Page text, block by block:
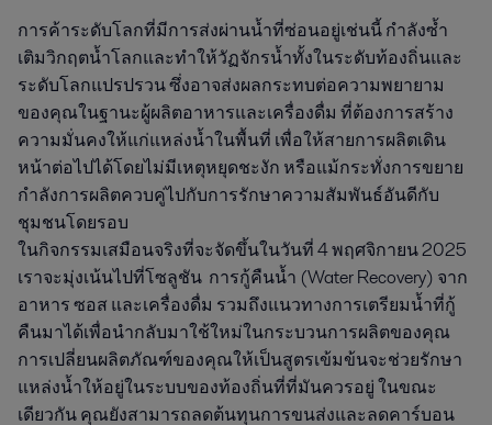
การค้าระดับโลกที่มีการส่งผ่านน้ำที่ซ่อนอยู่เช่นนี้ กำลังซ้ำ
เติมวิกฤตน้ำโลกและทำให้วัฏจักรน้ำทั้งในระดับท้องถิ่นและ
ระดับโลกแปรปรวน ซึ่งอาจส่งผลกระทบต่อความพยายาม
ของคุณในฐานะผู้ผลิตอาหารและเครื่องดื่ม ที่ต้องการสร้าง
ความมั่นคงให้แก่แหล่งน้ำในพื้นที่ เพื่อให้สายการผลิตเดิน
หน้าต่อไปได้โดยไม่มีเหตุหยุดชะงัก หรือแม้กระทั่งการขยาย
กำลังการผลิตควบคู่ไปกับการรักษาความสัมพันธ์อันดีกับ
ชุมชนโดยรอบ
ในกิจกรรมเสมือนจริงที่จะจัดขึ้นในวันที่ 4 พฤศจิกายน 2025
เราจะมุ่งเน้นไปที่โซลูชัน การกู้คืนน้ำ (Water Recovery) จาก
อาหาร ซอส และเครื่องดื่ม รวมถึงแนวทางการเตรียมน้ำที่กู้
คืนมาได้เพื่อนำกลับมาใช้ใหม่ในกระบวนการผลิตของคุณ
การเปลี่ยนผลิตภัณฑ์ของคุณให้เป็นสูตรเข้มข้นจะช่วยรักษา
แหล่งน้ำให้อยู่ในระบบของท้องถิ่นที่ที่มันควรอยู่ ในขณะ
เดียวกัน คุณยังสามารถลดต้นทุนการขนส่งและลดคาร์บอน